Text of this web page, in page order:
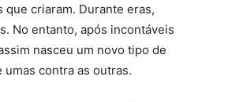
que criaram. Durante eras,
No entanto, após incontáveis
nasceu um novo tipo de
contra as outras.